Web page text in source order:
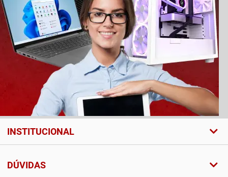
INSTITUCIONAL
DÚVIDAS